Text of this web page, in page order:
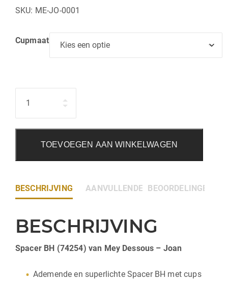
SKU: ME-JO-0001
Cupmaat
TOEVOEGEN AAN WINKELWAGEN
BESCHRIJVING AANVULLENDE INFORMATIE
BEOORDELINGEN (0)
BESCHRIJVING
Spacer BH (74254) van Mey Dessous – Joan
Ademende en superlichte Spacer BH met cups